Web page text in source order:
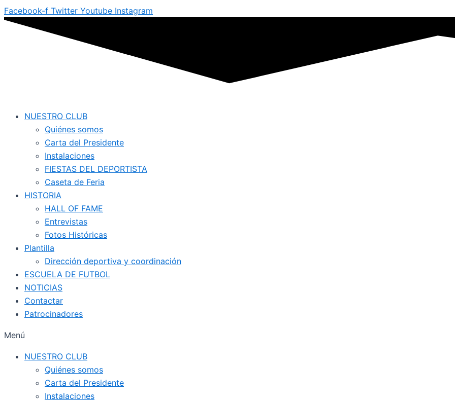
Ir
al
contenido
Facebook-f Twitter Youtube Instagram
NUESTRO CLUB
Quiénes somos
Carta del Presidente
Instalaciones
FIESTAS DEL DEPORTISTA
Caseta de Feria
HISTORIA
HALL OF FAME
Entrevistas
Fotos Históricas
Plantilla
Dirección deportiva y coordinación
ESCUELA DE FUTBOL
NOTICIAS
Contactar
Patrocinadores
Menú
NUESTRO CLUB
Quiénes somos
Carta del Presidente
Instalaciones